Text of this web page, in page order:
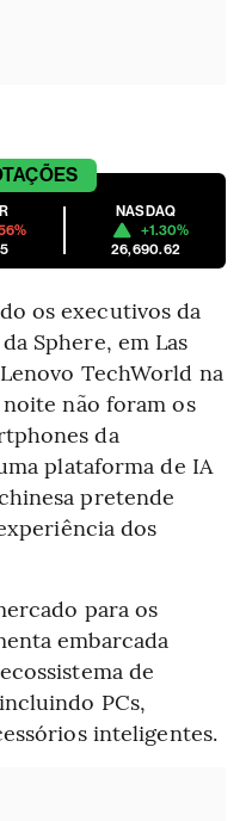
NASDAQ
+1.30%
26,690.62
os executivos da
Sphere, em Las
TechWorld na
noite não foram os
da
plataforma de IA
pretende
dos
para os
embarcada
de
PCs,
inteligentes.